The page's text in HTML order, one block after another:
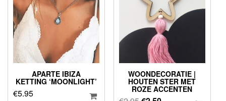
APARTE IBIZA
KETTING ‘MOONLIGHT’
€5.95
WOONDECORATIE |
HOUTEN STER MET
ROZE ACCENTEN